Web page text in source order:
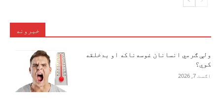
خبرونه
ولې ګرمي انسانان غوسه‌ناکه او بدخلقه
کوي؟
اګست 7, 2026